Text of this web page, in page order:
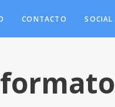
CONTACTO SOCIAL